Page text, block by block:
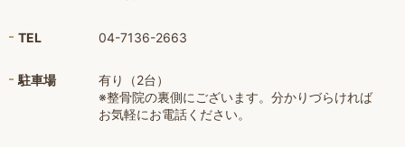
TEL 04-7136-2663
駐車場
有り（2台）
※整骨院の裏側にございます。分かりづらければ
お気軽にお電話ください。